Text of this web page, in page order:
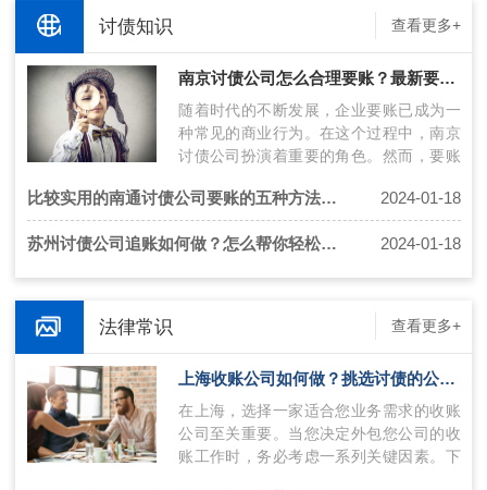
讨债知识 查看更多+
南京讨债公司怎么合理要账？最新要账技术分享！
随着时代的不断发展，企业要账已成为一
种常见的商业行为。在这个过程中，南京
讨债公司扮演着重要的角色。然而，要账
评…
比较实用的南通讨债公司要账的五种方法推荐 2024-01-18
苏州讨债公司追账如何做？怎么帮你轻松讨债？ 2024-01-18
法律常识 查看更多+
上海收账公司如何做？挑选讨债的公司技巧
在上海，选择一家适合您业务需求的收账
公司至关重要。当您决定外包您公司的收
账工作时，务必考虑一系列关键因素。下